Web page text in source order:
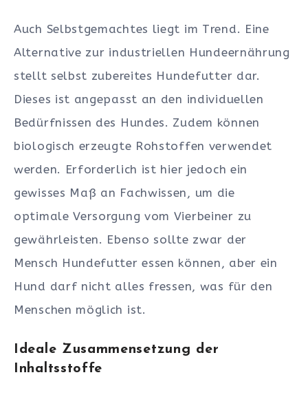
Auch Selbstgemachtes liegt im Trend. Eine
Alternative zur industriellen Hundeernährung
stellt selbst zubereites Hundefutter dar.
Dieses ist angepasst an den individuellen
Bedürfnissen des Hundes. Zudem können
biologisch erzeugte Rohstoffen verwendet
werden. Erforderlich ist hier jedoch ein
gewisses Maß an Fachwissen, um die
optimale Versorgung vom Vierbeiner zu
gewährleisten. Ebenso sollte zwar der
Mensch Hundefutter essen können, aber ein
Hund darf nicht alles fressen, was für den
Menschen möglich ist.
Ideale Zusammensetzung der
Inhaltsstoffe